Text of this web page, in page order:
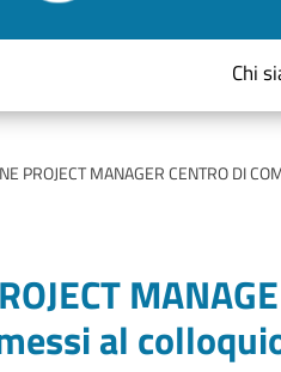
DI
Chi
PROJECT MANAGER CENTRO DI
al